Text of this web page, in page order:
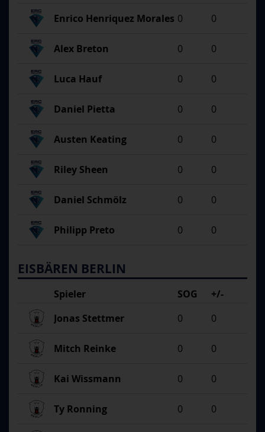
Enrico Henriquez Morales 0 0
Alex Breton 0 0
Luca Hauf 0 0
Daniel Pietta 0 0
Austen Keating 0 0
Riley Sheen 0 0
Daniel Schmölz 0 0
Philipp Preto 0 0
EISBÄREN BERLIN
Spieler SOG
+/-
Jonas Stettmer
0 0
Mitch Reinke 0 0
Kai Wissmann 0 0
Ty Ronning 0 0